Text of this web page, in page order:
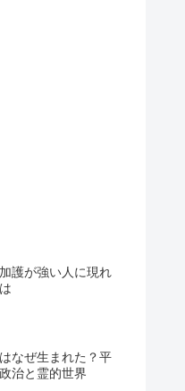
護が強い人に現れ
なぜ生まれた？平
治と霊的世界